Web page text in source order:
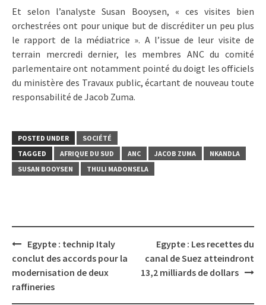
Et selon l’analyste Susan Booysen, « ces visites bien
orchestrées ont pour unique but de discréditer un peu plus
le rapport de la médiatrice ». A l’issue de leur visite de
terrain mercredi dernier, les membres ANC du comité
parlementaire ont notamment pointé du doigt les officiels
du ministère des Travaux public, écartant de nouveau toute
responsabilité de Jacob Zuma.
POSTED UNDER
SOCIÉTÉ
TAGGED
AFRIQUE DU SUD ANC JACOB ZUMA
NKANDLA
SUSAN BOOYSEN
THULI MADONSELA
Post
navigation
Egypte : technip Italy
conclut des accords pour la
modernisation de deux
raffineries
Egypte : Les recettes du
canal de Suez atteindront
13,2 milliards de dollars